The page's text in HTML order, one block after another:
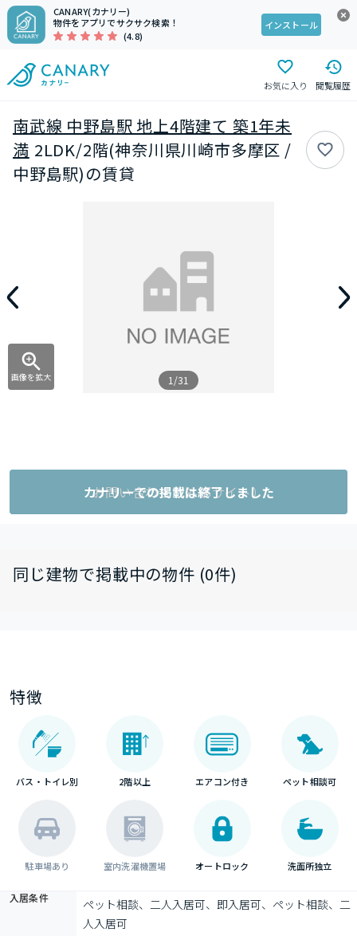
CANARY(カナリー)
物件をアプリでサクサク検索！
(4.8)
インストール
お気に入り 閲覧履歴
南武線 中野島駅 地上4階建て 築1年未
満 2LDK/2階(神奈川県川崎市多摩区 /
中野島駅)の賃貸
画像を拡大 1/31
お問い合わせ（外部サイト）
カナリーでの掲載は終了しました
同じ建物で掲載中の物件 (0件)
特徴
バス・トイレ別 2階以上 エアコン付き ペット相談可
駐車場あり 室内洗濯機置場 オートロック 洗面所独立
入居条件
ペット相談、二人入居可、即入居可、ペット相談、二
人入居可